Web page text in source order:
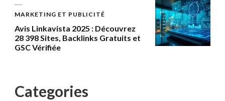
MARKETING ET PUBLICITÉ
Avis Linkavista 2025 : Découvrez
28 398 Sites, Backlinks Gratuits et
GSC Vérifiée
Categories